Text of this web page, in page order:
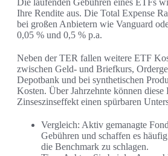
Die laufenden Gebühren eines ETFs
Ihre Rendite aus. Die Total Expense
bei großen Anbietern wie Vanguard
0,05 % und 0,5 % p.a.
Neben der TER fallen weitere ETF
zwischen Geld- und Briefkurs,
Depotbank und bei synthetischen
Kosten. Über Jahrzehnte können diese
Zinseszinseffekt einen spürbaren
Vergleich: Aktiv gemanagte
Gebühren und schaffen es
die Benchmark zu schlagen.